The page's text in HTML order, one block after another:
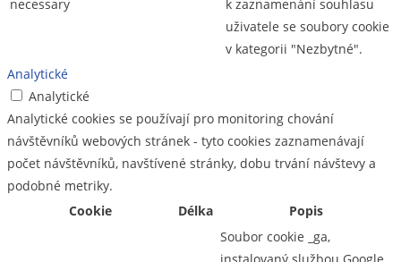
necessary
k zaznamenání souhlasu
uživatele se soubory cookie
v kategorii "Nezbytné".
Analytické
Analytické
Analytické cookies se používají pro monitoring chování
návštěvníků webových stránek - tyto cookies zaznamenávají
počet návštěvníků, navštívené stránky, dobu trvání návštevy a
podobné metriky.
Cookie
Délka
Popis
Soubor cookie _ga,